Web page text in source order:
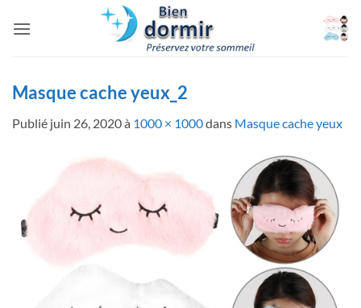
Masque cache yeux_2
Publié juin 26, 2020à 1000 × 1000dans Masque cache yeux